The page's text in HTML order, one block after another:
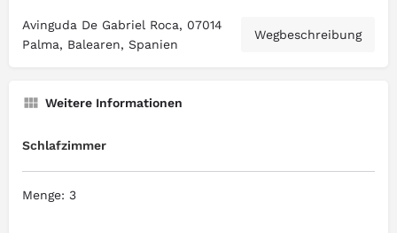
Avinguda De Gabriel Roca, 07014
Palma, Balearen, Spanien
Wegbeschreibung
Weitere Informationen
Schlafzimmer
Menge: 3